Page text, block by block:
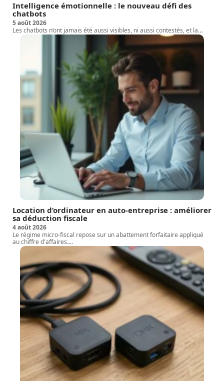
Intelligence émotionnelle : le nouveau défi des
chatbots
5 août 2026
Les chatbots n’ont jamais été aussi visibles, ni aussi contestés, et la…
Location d’ordinateur en auto-entreprise : améliorer
sa déduction fiscale
4 août 2026
Le régime micro-fiscal repose sur un abattement forfaitaire appliqué
au chiffre d'affaires.…